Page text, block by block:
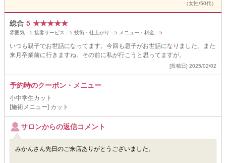
（女性/50代）
総合 5 ★★★★★
雰囲気： 5 接客サービス： 5 技術・仕上がり： 5 メニュー・料金： 5
いつも親子でお世話になってます。今回も息子がお世話になりました。また
来月卒業前に行きますね。その前に私が行こうと思ってますが。
[投稿日] 2025/02/02
予約時のクーポン・メニュー
小中学生カット
[施術メニュー] カット
サロンからの返信コメント
みかんさん先日のご来店ありがとうございました。